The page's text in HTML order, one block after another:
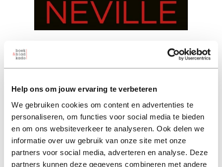
Help ons om jouw ervaring te verbeteren
We gebruiken cookies om content en advertenties te
personaliseren, om functies voor social media te bieden
en om ons websiteverkeer te analyseren. Ook delen we
informatie over uw gebruik van onze site met onze
partners voor social media, adverteren en analyse. Deze
partners kunnen deze gegevens combineren met andere
Bloedverwant
stuart neville (auteur)
paperback 22,99 ebook 14,49
22,99 excl. 3,95 verzendkosten NL
in winkelmand